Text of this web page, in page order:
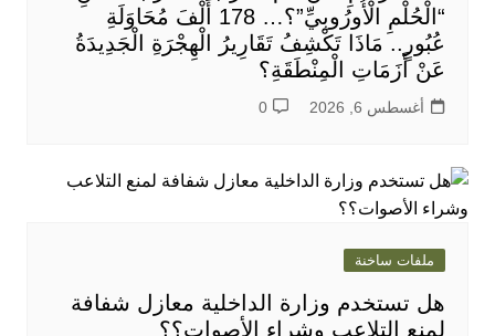
“الْحُلْمِ الْأُورُوبِيِّ”؟… 178 أَلْفَ مُحَاوَلَةِ
عُبُورٍ.. مَاذَا تَكْشِفُ تَقَارِيرُ الْهِجْرَةِ الْجَدِيدَةُ
عَنْ أَزَمَاتِ الْمِنْطَقَةِ؟
أغسطس 6, 2026 0
ملفات ساخنة
هل تستخدم وزارة الداخلية معازل شفافة
لمنع التلاعب وشراء الأصوات؟؟